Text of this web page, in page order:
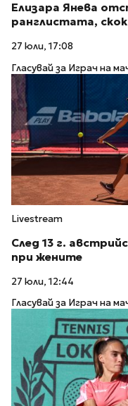
Елизара Янева
ранглистата,
27 юли, 17:08
Гласувай за Играч на
Livestream
След 13 г.
при жените
27 юли, 12:44
Гласувай за Играч на